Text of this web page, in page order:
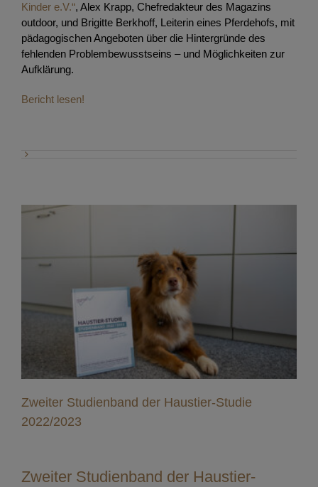
Kinder e.V.“, Alex Krapp, Chefredakteur des Magazins
outdoor, und Brigitte Berkhoff, Leiterin eines Pferdehofs, mit
pädagogischen Angeboten über die Hintergründe des
fehlenden Problembewusstseins – und Möglichkeiten zur
Aufklärung.
Bericht lesen!
Zweiter Studienband der Haustier-Studie
2022/2023
Zweiter Studienband der Haustier-Studie
2022/2023
Zweiter Studienband der Haustier-